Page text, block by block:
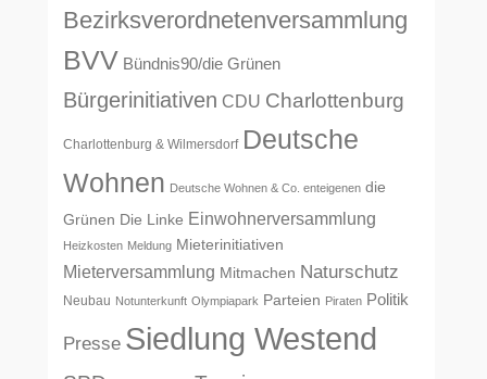
Bezirksverordnetenversammlung
BVV Bündnis90/die Grünen
Bürgerinitiativen CDU Charlottenburg
Charlottenburg & Wilmersdorf Deutsche
Wohnen Deutsche Wohnen & Co. enteigenen die
Grünen Die Linke Einwohnerversammlung
Heizkosten Meldung Mieterinitiativen
Mieterversammlung Mitmachen Naturschutz
Neubau Notunterkunft Olympiapark Parteien Piraten Politik
Presse Siedlung Westend